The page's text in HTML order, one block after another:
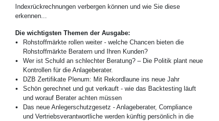
Indexrückrechnungen verbergen können und wie Sie diese
erkennen...
Die wichtigsten Themen der Ausgabe:
Rohstoffmärkte rollen weiter - welche Chancen bieten die
Rohstoffmärkte Beratern und Ihren Kunden?
Wer ist Schuld an schlechter Beratung? – Die Politik plant neue
Kontrollen für die Anlageberater.
DZB Zertifikate Plenum: Mit Rekordlaune ins neue Jahr
Schön gerechnet und gut verkauft - wie das Backtesting läuft
und worauf Berater achten müssen
Das neue Anlegerschutzgesetz - Anlageberater, Compliance
und Vertriebsverantwortliche werden künftig persönlich in die